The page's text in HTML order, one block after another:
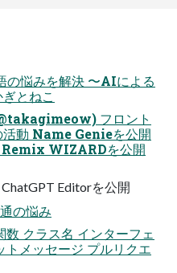
悩みを解決 〜AIによる
とねこ
フロント
活動 Name Genieを公開
Remix WIZARDを公開
Editorを公開
の悩み
クラス名 インターフェ
トメッセージ プルリクエ